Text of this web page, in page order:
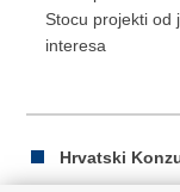
Stocu projekti od
interesa
Hrvatski